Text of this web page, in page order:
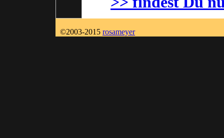
©2003-2015 rosameyer